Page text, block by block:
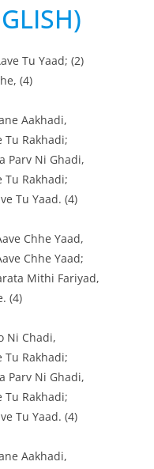
Tu Yaad; (2)
(4)
Aakhadi,
Tu Rakhadi;
Parv Ni Ghadi,
Tu Rakhadi;
Tu Yaad. (4)
Chhe Yaad,
Chhe Yaad;
Mithi Fariyad,
(4)
Ni Chadi,
Tu Rakhadi;
Parv Ni Ghadi,
Tu Rakhadi;
Tu Yaad. (4)
Aakhadi,